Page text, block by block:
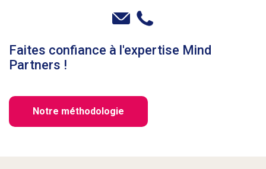
Faites confiance à l'expertise Mind
Partners !
Notre méthodologie